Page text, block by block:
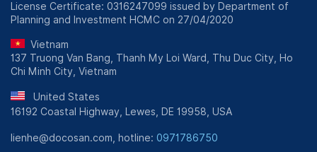
License Certificate: 0316247099 issued by Department of
Planning and Investment HCMC on 27/04/2020
Vietnam
137 Truong Van Bang, Thanh My Loi Ward, Thu Duc City, Ho
Chi Minh City, Vietnam
United States
16192 Coastal Highway, Lewes, DE 19958, USA
lienhe@docosan.com, hotline: 0971786750